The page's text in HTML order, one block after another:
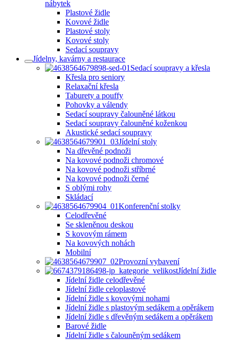
nábytek
Plastové židle
Kovové židle
Plastové stoly
Kovové stoly
Sedací soupravy
Jídelny, kavárny a restaurace
Sedací soupravy a křesla
Křesla pro seniory
Relaxační křesla
Taburety a pouffy
Pohovky a válendy
Sedací soupravy čalouněné látkou
Sedací soupravy čalouněné koženkou
Akustické sedací soupravy
Jídelní stoly
Na dřevěné podnoži
Na kovové podnoži chromové
Na kovové podnoži stříbrné
Na kovové podnoži černé
S oblými rohy
Skládací
Konferenční stolky
Celodřevěné
Se skleněnou deskou
S kovovým rámem
Na kovových nohách
Mobilní
Provozní vybavení
Jídelní židle
Jídelní židle celodřevěné
Jídelní židle celoplastové
Jídelní židle s kovovými nohami
Jídelní židle s plastovým sedákem a opěrákem
Jídelní židle s dřevěným sedákem a opěrákem
Barové židle
Jídelní židle s čalouněným sedákem